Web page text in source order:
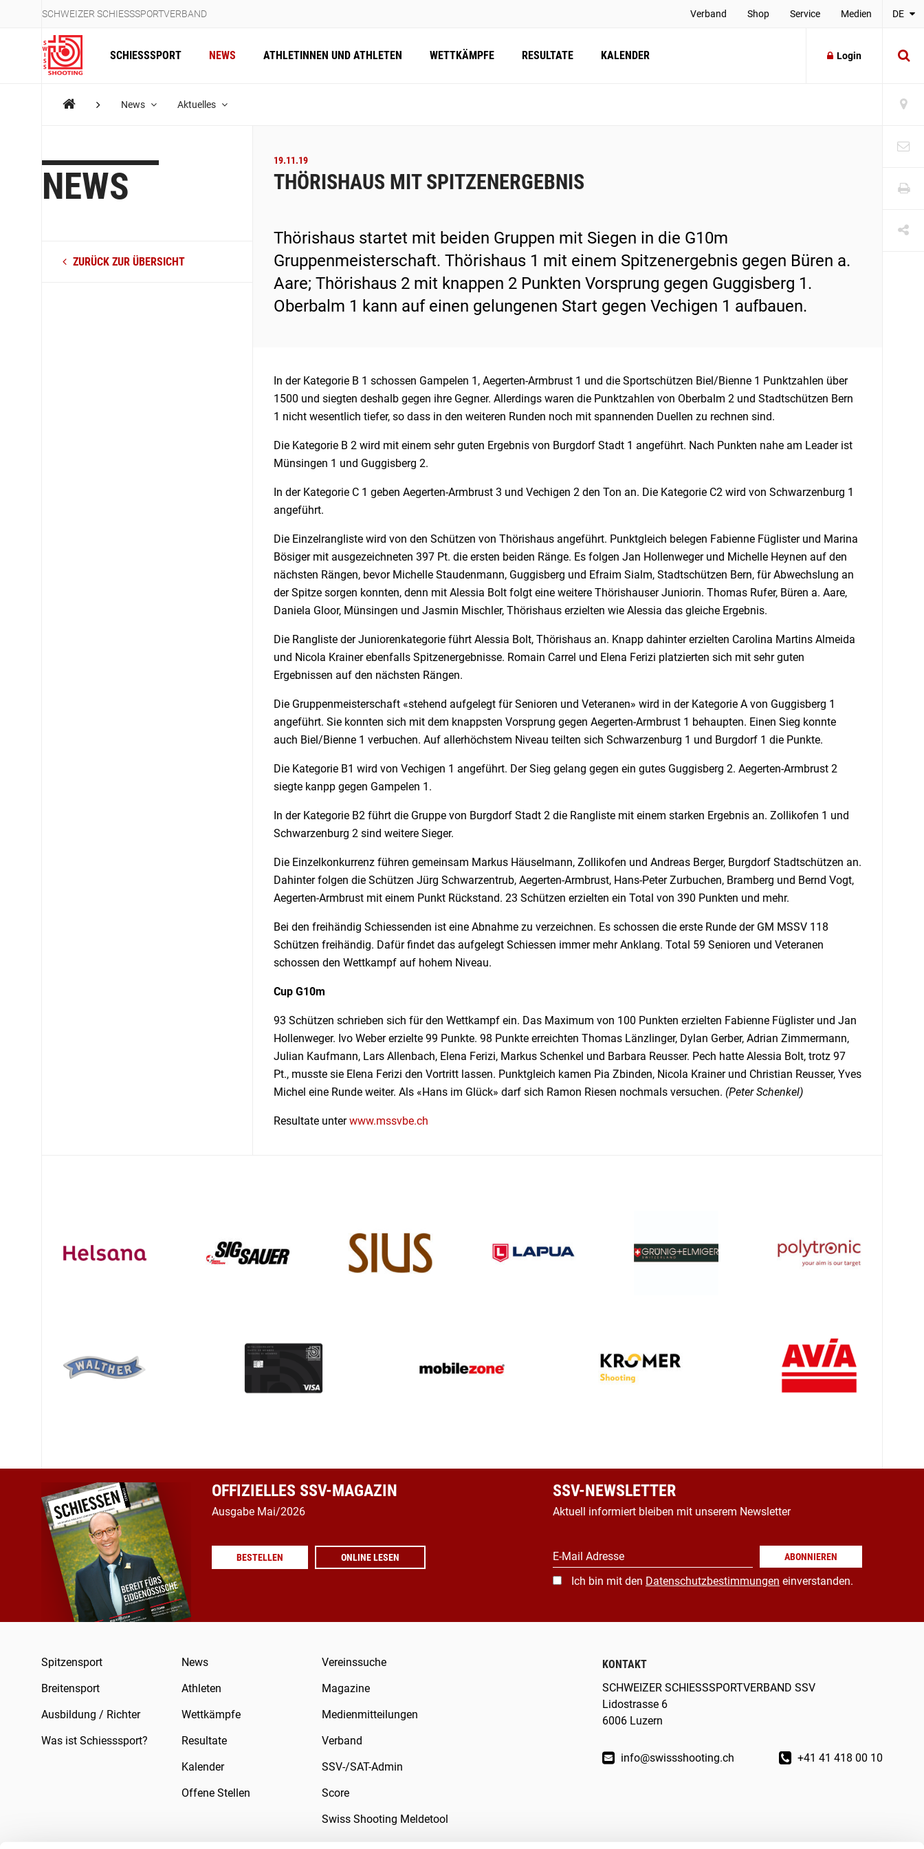
SCHWEIZER SCHIESSSPORTVERBAND Verband Shop Service Medien DE
SCHIESSSPORT NEWS ATHLETINNEN UND ATHLETEN WETTKÄMPFE RESULTATE KALENDER Login
News Aktuelles
NEWS
ZURÜCK ZUR ÜBERSICHT
19.11.19
THÖRISHAUS MIT SPITZENERGEBNIS
Thörishaus startet mit beiden Gruppen mit Siegen in die G10m
Gruppenmeisterschaft. Thörishaus 1 mit einem Spitzenergebnis gegen Büren a.
Aare; Thörishaus 2 mit knappen 2 Punkten Vorsprung gegen Guggisberg 1.
Oberbalm 1 kann auf einen gelungenen Start gegen Vechigen 1 aufbauen.
In der Kategorie B 1 schossen Gampelen 1, Aegerten-Armbrust 1 und die Sportschützen Biel/Bienne 1 Punktzahlen über
1500 und siegten deshalb gegen ihre Gegner. Allerdings waren die Punktzahlen von Oberbalm 2 und Stadtschützen Bern
1 nicht wesentlich tiefer, so dass in den weiteren Runden noch mit spannenden Duellen zu rechnen sind.
Die Kategorie B 2 wird mit einem sehr guten Ergebnis von Burgdorf Stadt 1 angeführt. Nach Punkten nahe am Leader ist
Münsingen 1 und Guggisberg 2.
In der Kategorie C 1 geben Aegerten-Armbrust 3 und Vechigen 2 den Ton an. Die Kategorie C2 wird von Schwarzenburg 1
angeführt.
Die Einzelrangliste wird von den Schützen von Thörishaus angeführt. Punktgleich belegen Fabienne Füglister und Marina
Bösiger mit ausgezeichneten 397 Pt. die ersten beiden Ränge. Es folgen Jan Hollenweger und Michelle Heynen auf den
nächsten Rängen, bevor Michelle Staudenmann, Guggisberg und Efraim Sialm, Stadtschützen Bern, für Abwechslung an
der Spitze sorgen konnten, denn mit Alessia Bolt folgt eine weitere Thörishauser Juniorin. Thomas Rufer, Büren a. Aare,
Daniela Gloor, Münsingen und Jasmin Mischler, Thörishaus erzielten wie Alessia das gleiche Ergebnis.
Die Rangliste der Juniorenkategorie führt Alessia Bolt, Thörishaus an. Knapp dahinter erzielten Carolina Martins Almeida
und Nicola Krainer ebenfalls Spitzenergebnisse. Romain Carrel und Elena Ferizi platzierten sich mit sehr guten
Ergebnissen auf den nächsten Rängen.
Die Gruppenmeisterschaft «stehend aufgelegt für Senioren und Veteranen» wird in der Kategorie A von Guggisberg 1
angeführt. Sie konnten sich mit dem knappsten Vorsprung gegen Aegerten-Armbrust 1 behaupten. Einen Sieg konnte
auch Biel/Bienne 1 verbuchen. Auf allerhöchstem Niveau teilten sich Schwarzenburg 1 und Burgdorf 1 die Punkte.
Die Kategorie B1 wird von Vechigen 1 angeführt. Der Sieg gelang gegen ein gutes Guggisberg 2. Aegerten-Armbrust 2
siegte kanpp gegen Gampelen 1.
In der Kategorie B2 führt die Gruppe von Burgdorf Stadt 2 die Rangliste mit einem starken Ergebnis an. Zollikofen 1 und
Schwarzenburg 2 sind weitere Sieger.
Die Einzelkonkurrenz führen gemeinsam Markus Häuselmann, Zollikofen und Andreas Berger, Burgdorf Stadtschützen an.
Dahinter folgen die Schützen Jürg Schwarzentrub, Aegerten-Armbrust, Hans-Peter Zurbuchen, Bramberg und Bernd Vogt,
Aegerten-Armbrust mit einem Punkt Rückstand. 23 Schützen erzielten ein Total von 390 Punkten und mehr.
Bei den freihändig Schiessenden ist eine Abnahme zu verzeichnen. Es schossen die erste Runde der GM MSSV 118
Schützen freihändig. Dafür findet das aufgelegt Schiessen immer mehr Anklang. Total 59 Senioren und Veteranen
schossen den Wettkampf auf hohem Niveau.
Cup G10m
93 Schützen schrieben sich für den Wettkampf ein. Das Maximum von 100 Punkten erzielten Fabienne Füglister und Jan
Hollenweger. Ivo Weber erzielte 99 Punkte. 98 Punkte erreichten Thomas Länzlinger, Dylan Gerber, Adrian Zimmermann,
Julian Kaufmann, Lars Allenbach, Elena Ferizi, Markus Schenkel und Barbara Reusser. Pech hatte Alessia Bolt, trotz 97
Pt., musste sie Elena Ferizi den Vortritt lassen. Punktgleich kamen Pia Zbinden, Nicola Krainer und Christian Reusser, Yves
Michel eine Runde weiter. Als «Hans im Glück» darf sich Ramon Riesen nochmals versuchen. (Peter Schenkel)
Resultate unterwww.mssvbe.ch
OFFIZIELLES SSV-MAGAZIN
Ausgabe Mai/2026
BESTELLEN ONLINE LESEN
SSV-NEWSLETTER
Aktuell informiert bleiben mit unserem Newsletter
E-Mail Adresse ABONNIEREN
Ich bin mit den Datenschutzbestimmungen einverstanden.
Spitzensport
Breitensport
Ausbildung / Richter
Was ist Schiesssport?
News
Athleten
Wettkämpfe
Resultate
Kalender
Offene Stellen
Vereinssuche
Magazine
Medienmitteilungen
Verband
SSV-/SAT-Admin
Score
Swiss Shooting Meldetool
KONTAKT
SCHWEIZER SCHIESSSPORTVERBAND SSV
Lidostrasse 6
6006 Luzern
info@swissshooting.ch +41 41 418 00 10